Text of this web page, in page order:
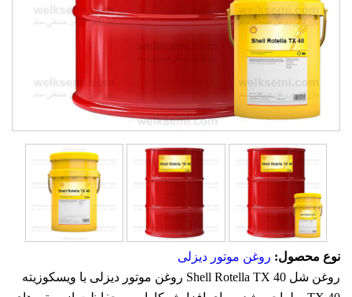
نوع محصول: روغن موتور دیزلی
روغن شل Shell Rotella TX 40 روغن موتور دیزلی با ویسکوزیته